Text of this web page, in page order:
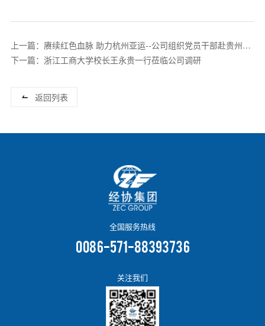
上一篇：赓续红色血脉 助力杭州亚运--公司组织党员干部赴贵州考
察
下一篇：浙江工商大学校长王永贵一行莅临公司调研
返回列表
全国服务热线
0086-571-88393736
关注我们